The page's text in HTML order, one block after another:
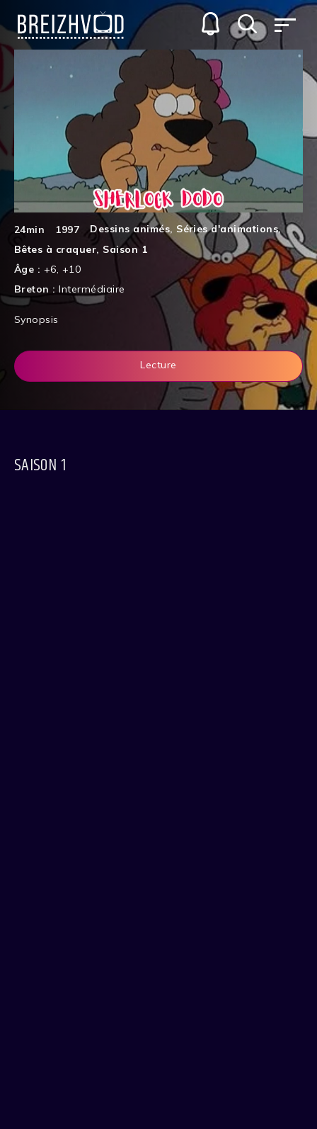
24min 1997 Dessins animés, Séries d'animations,
Bêtes à craquer, Saison 1
Âge : +6, +10
Breton :Intermédiaire
Synopsis
Lecture
SAISON 1